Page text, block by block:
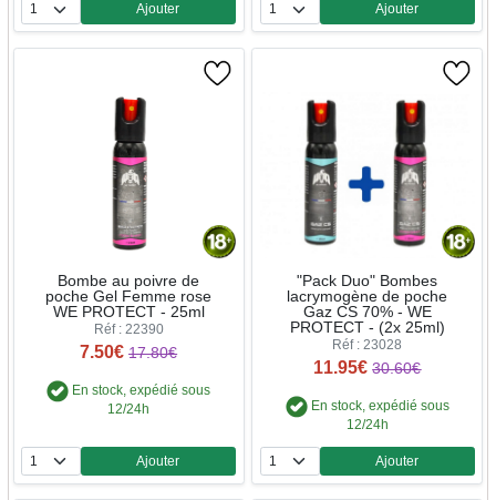
Quantité
Ajouter
Quantité
Ajouter
Bombe au poivre de
poche Gel Femme rose
WE PROTECT - 25ml
Réf : 22390
7.50€ 17.80€
En stock, expédié sous
12/24h
Quantité
Ajouter
"Pack Duo" Bombes
lacrymogène de poche
Gaz CS 70% - WE
PROTECT - (2x 25ml)
Réf : 23028
11.95€ 30.60€
En stock, expédié sous
12/24h
Quantité
Ajouter